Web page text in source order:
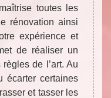
toutes les
rénovation ainsi
expérience et
de réaliser un
de l’art. Au
écarter certaines
et tasser les